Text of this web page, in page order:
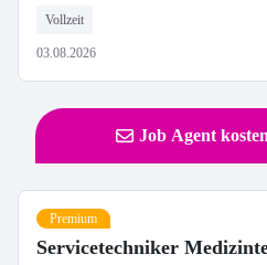
Vollzeit
03.08.2026
Job Agent
Premium
Servicetechniker